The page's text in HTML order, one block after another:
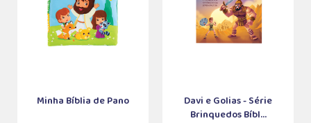
Minha Bíblia de Pano
Davi e Golias - Série
Brinquedos Bíbl...